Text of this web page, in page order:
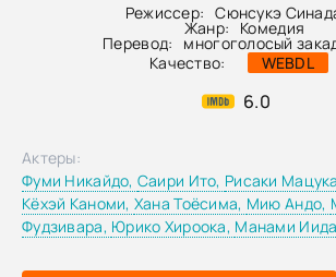
Режиссер: Сюнсукэ
Жанр: Комедия
Перевод:
многоголосый
Качество:
WEBDL
6.0
Актеры:
Фуми Никайдо, Саири Ито, Рисаки
Кёхэй Каноми, Хана Тоёсима, Мию Андо,
Фудзивара, Юрико Хироока, Манами